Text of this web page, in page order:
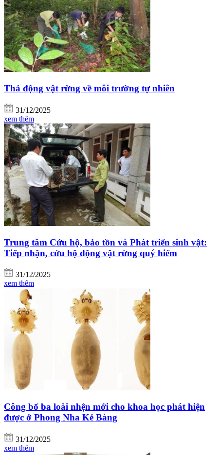
Thả động vật rừng về môi trường tự nhiên
31/12/2025
xem thêm
Trung tâm Cứu hộ, bảo tồn và Phát triển sinh vật:
Tiếp nhận, cứu hộ động vật rừng quý hiếm
31/12/2025
xem thêm
Công bố ba loài nhện mới cho khoa học phát hiện
được ở Phong Nha Kẻ Bàng
31/12/2025
xem thêm